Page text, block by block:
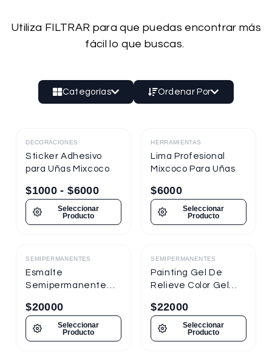
Utiliza FILTRAR para que puedas encontrar más
fácil lo que buscas.
Categorías Ordenar Por
Destacado
DECORACIONES
Sticker Adhesivo
para Uñas Mixcoco
$1000 - $6000
Seleccionar
Producto
Destacado
HERRAMIENTAS
Lima Profesional
Mixcoco Para Uñas
$6000
Seleccionar
Producto
Destacado
SEMIPERMANENTES
Esmalte
Semipermanente
Semitraslúcido 7.5ml
Nueva Presentación
$20000
Seleccionar
Producto
Destacado
SEMIPERMANENTES
Painting Gel De
Relieve Color Gel
$22000
Seleccionar
Producto